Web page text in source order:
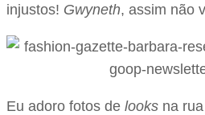
injustos! Gwyneth, assim não
Eu adoro fotos de looks na